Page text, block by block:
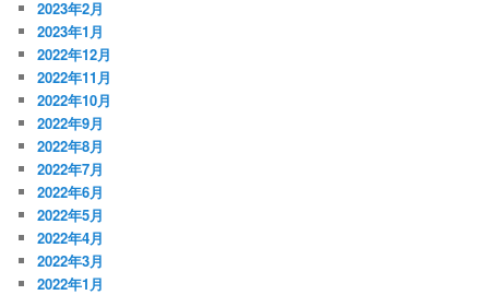
2023年2月
2023年1月
2022年12月
2022年11月
2022年10月
2022年9月
2022年8月
2022年7月
2022年6月
2022年5月
2022年4月
2022年3月
2022年1月